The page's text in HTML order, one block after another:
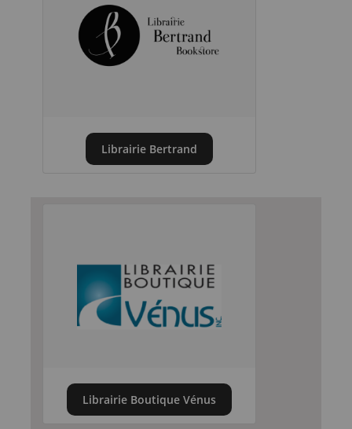
Librairie Bertrand
Librairie Boutique Vénus